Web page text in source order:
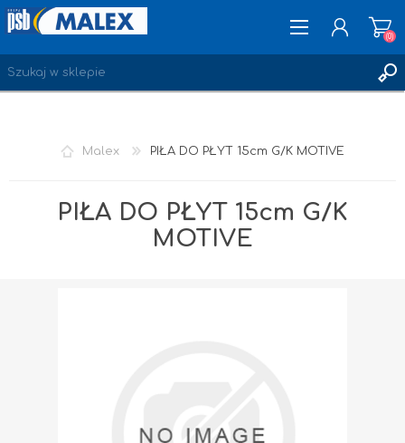
ZAREJESTRUJ SIĘ
(0)
Malex PIŁA DO PŁYT 15cm G/K MOTIVE
PIŁA DO PŁYT 15cm G/K
MOTIVE